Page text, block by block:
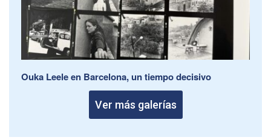
Ouka Leele en Barcelona, un tiempo decisivo
Ver más galerías